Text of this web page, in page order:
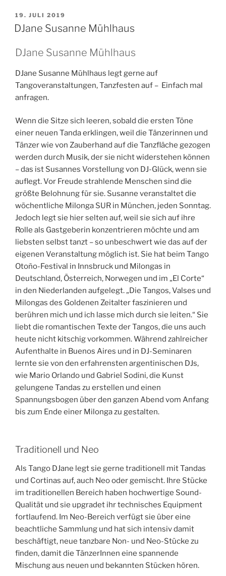
VERÖFFENTLICHT
AM
19. JULI 2019
DJane Susanne Mühlhaus
DJane Susanne Mühlhaus
DJane Susanne Mühlhaus legt gerne auf
Tangoveranstaltungen, Tanzfesten auf – Einfach mal
anfragen.
Wenn die Sitze sich leeren, sobald die ersten Töne
einer neuen Tanda erklingen, weil die Tänzerinnen und
Tänzer wie von Zauberhand auf die Tanzfläche gezogen
werden durch Musik, der sie nicht widerstehen können
– das ist Susannes Vorstellung von DJ-Glück, wenn sie
auflegt. Vor Freude strahlende Menschen sind die
größte Belohnung für sie. Susanne veranstaltet die
wöchentliche Milonga SUR in München, jeden Sonntag.
Jedoch legt sie hier selten auf, weil sie sich auf ihre
Rolle als Gastgeberin konzentrieren möchte und am
liebsten selbst tanzt – so unbeschwert wie das auf der
eigenen Veranstaltung möglich ist. Sie hat beim Tango
Otoño-Festival in Innsbruck und Milongas in
Deutschland, Österreich, Norwegen und im „El Corte“
in den Niederlanden aufgelegt. „Die Tangos, Valses und
Milongas des Goldenen Zeitalter faszinieren und
berühren mich und ich lasse mich durch sie leiten.“ Sie
liebt die romantischen Texte der Tangos, die uns auch
heute nicht kitschig vorkommen. Während zahlreicher
Aufenthalte in Buenos Aires und in DJ-Seminaren
lernte sie von den erfahrensten argentinischen DJs,
wie Mario Orlando und Gabriel Sodini, die Kunst
gelungene Tandas zu erstellen und einen
Spannungsbogen über den ganzen Abend vom Anfang
bis zum Ende einer Milonga zu gestalten.
Traditionell und Neo
Als Tango DJane legt sie gerne traditionell mit Tandas
und Cortinas auf, auch Neo oder gemischt. Ihre Stücke
im traditionellen Bereich haben hochwertige Sound-
Qualität und sie upgradet ihr technisches Equipment
fortlaufend. Im Neo-Bereich verfügt sie über eine
beachtliche Sammlung und hat sich intensiv damit
beschäftigt, neue tanzbare Non- und Neo-Stücke zu
finden, damit die TänzerInnen eine spannende
Mischung aus neuen und bekannten Stücken hören.